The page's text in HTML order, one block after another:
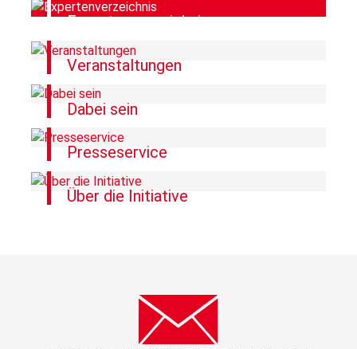
Expertenverzeichnis
Veranstaltungen
Dabei sein
Presseservice
Über die Initiative